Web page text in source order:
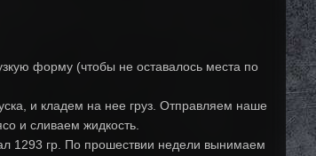
форму (чтобы не оставалось места по
и кладем на нее груз. Отправляем наше
и сливаем жидкость.
1293 гр. По прошествии недели вынимаем